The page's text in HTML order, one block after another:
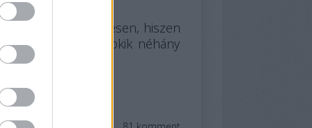
rendszeresen, hiszen
majd odaszokik néhány